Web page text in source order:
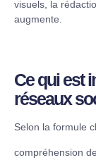
visuels, la
augmente.
Ce qui est
réseaux
Selon la formule
compréhension